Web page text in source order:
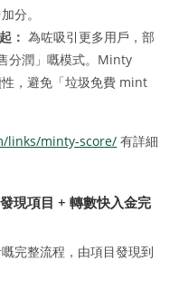
分。
： 為咗吸引更多用戶，部
分潤」嘅模式。Minty
，避免「垃圾免費 mint
links/minty-score/ 有詳細
現項目 + 轉數快入金完
完整流程，由項目發現到